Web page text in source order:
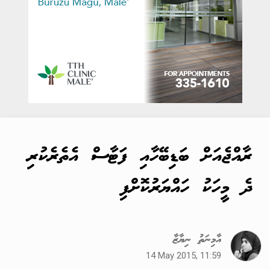
ރާއްޖެއަށް ބަޑިބޭހާއި ފަޓާސް އެތެރެކުރި
ދެ މީހަކު ހައްޔަރުކޮށްފި
އާމިނަތު ނިޔާޒާ
14 May 2015, 11:59